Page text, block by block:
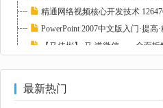
精通网络视频核心开发技术
PowerPoint 2007中文版入门·提高·
【马佳彬】 马 道微信——全面拆
最新热门